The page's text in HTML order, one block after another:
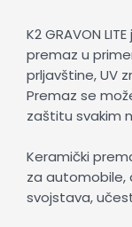
K2 GRAVON
premaz u
prljavštine, UV
Premaz se
zaštitu svakim
Keramički
za automobile,
svojstava,